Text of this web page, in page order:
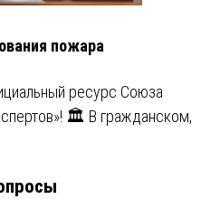
пожара
ресурс Союза
🏛️ В гражданском,